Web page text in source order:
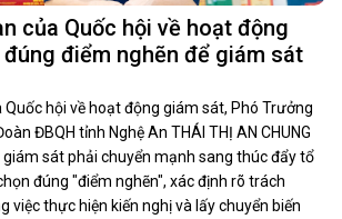
của Quốc hội về hoạt động
điểm nghẽn để giám sát
Quốc hội về hoạt động giám sát, Phó Trưởng
ĐBQH tỉnh Nghệ An THÁI THỊ AN CHUNG
sát phải chuyển mạnh sang thúc đẩy tổ
đúng "điểm nghẽn", xác định rõ trách
việc thực hiện kiến nghị và lấy chuyển biến